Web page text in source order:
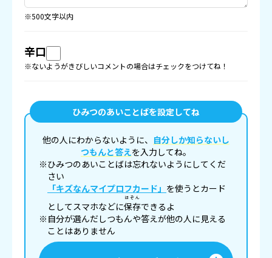
※500文字以内
辛口
※ないようがきびしいコメントの場合はチェックをつけてね！
ひみつのあいことばを設定してね
他の人にわからないように、 自分しか知らないし
つもんと答えを入力してね。
※ひみつのあいことばは忘れないようにしてくだ
さい
「キズなんマイプロフカード」 を使うとカード
としてスマホなどに保存
ほぞん
できるよ
※自分が選んだしつもんや答えが他の人に見える
ことはありません